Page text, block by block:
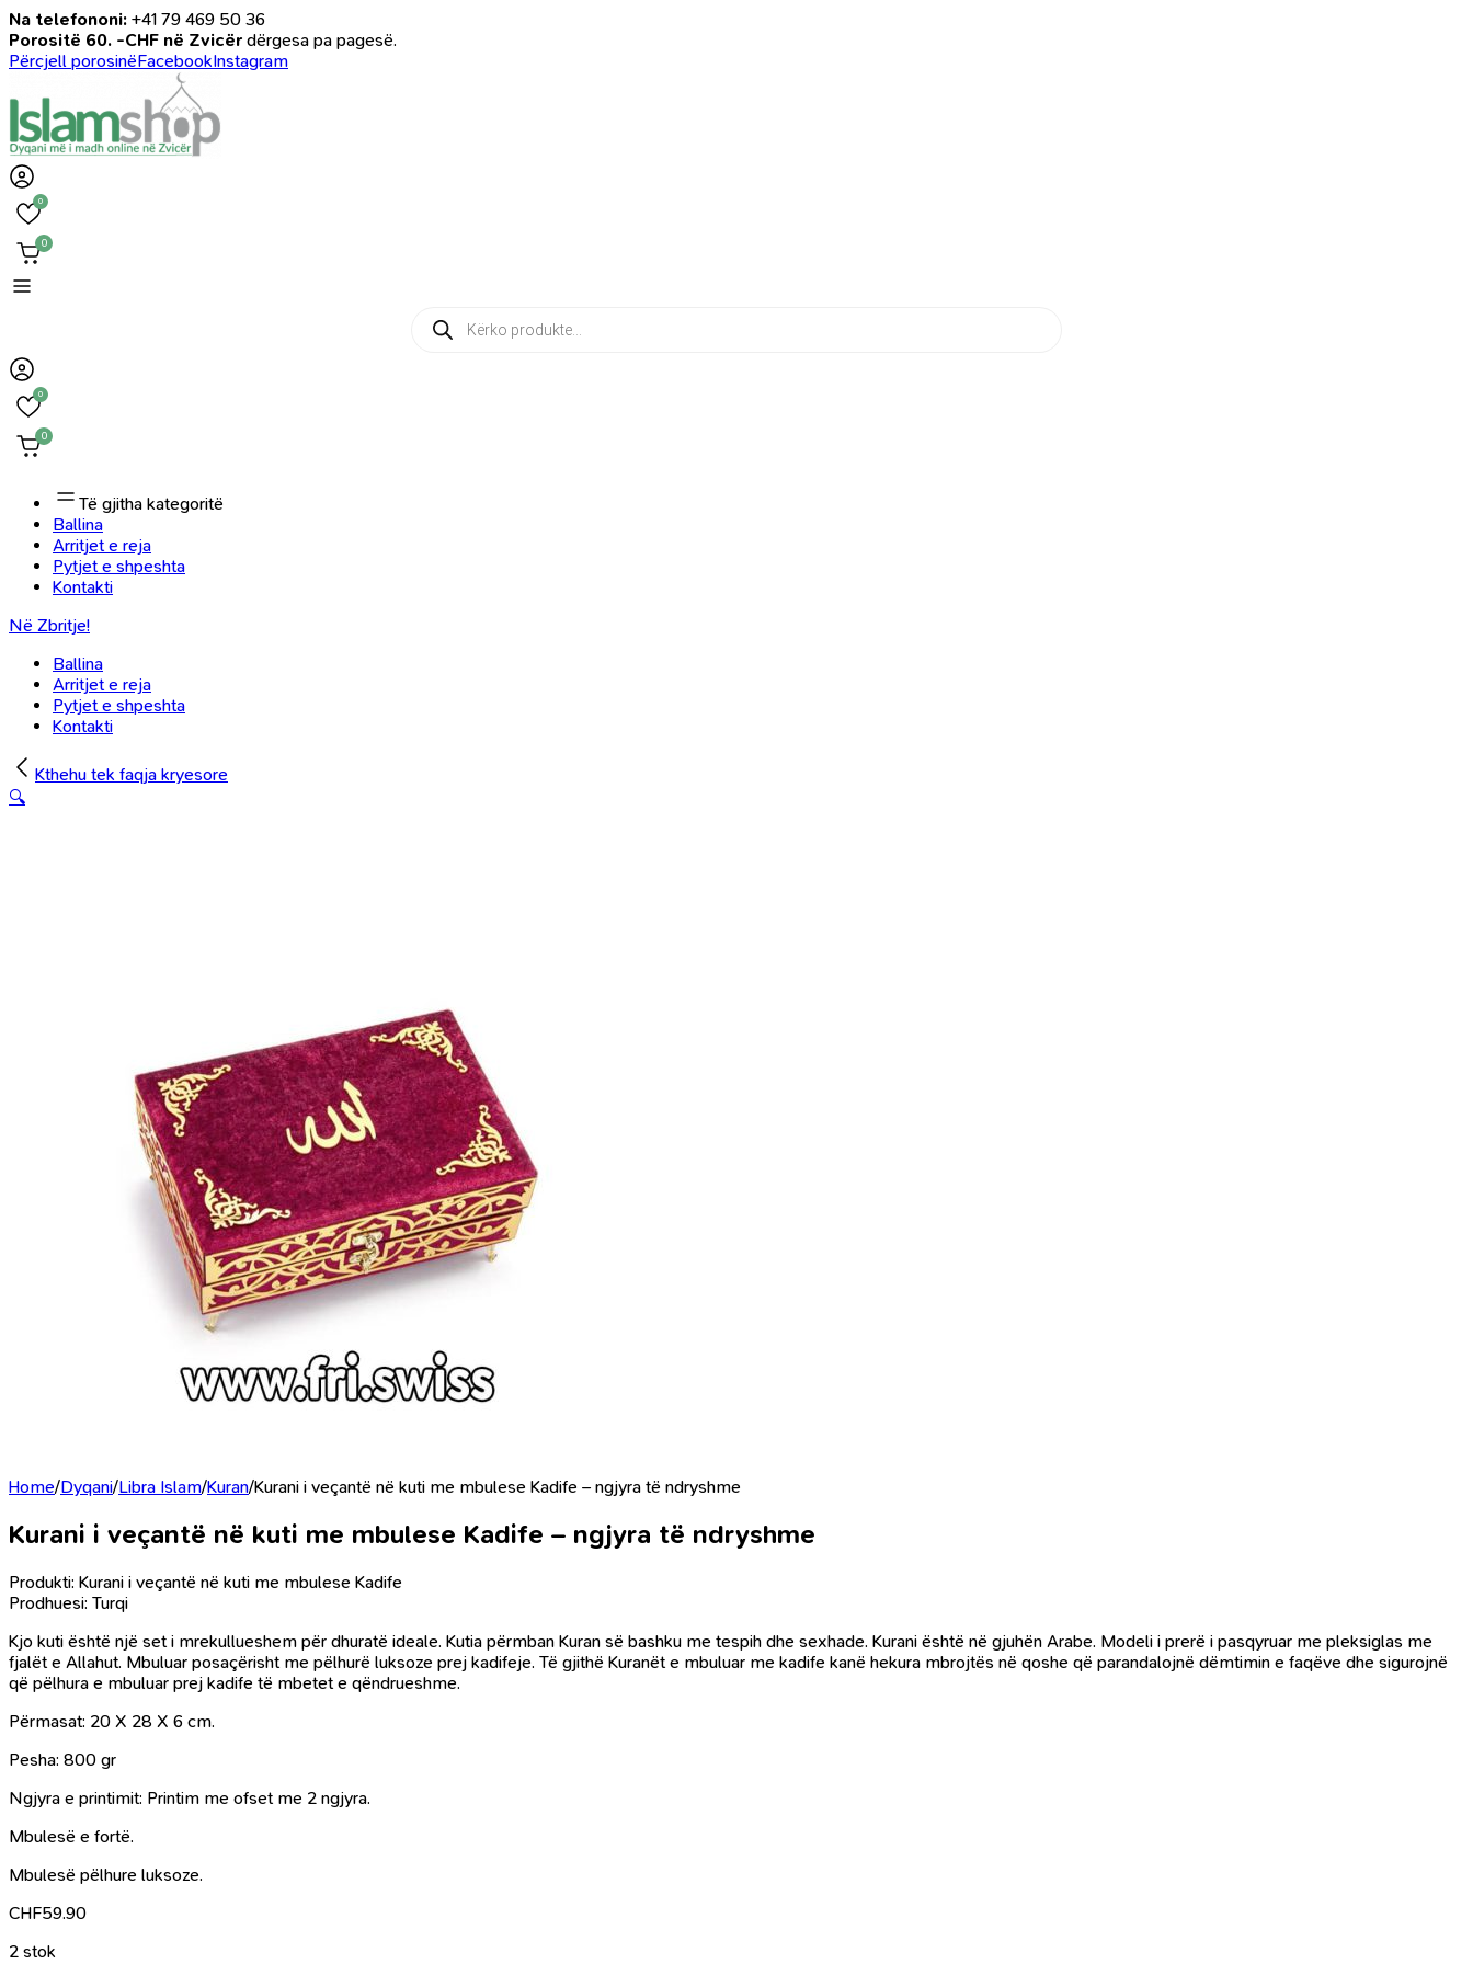
Na telefononi: +41 79 469 50 36
Porositë 60. -CHF në Zvicër dërgesa pa pagesë.
Përcjell porosinëFacebookInstagram
0
0
Products
search
0
0
Të gjitha kategoritë
Ballina
Arritjet e reja
Pytjet e shpeshta
Kontakti
Në Zbritje!
Ballina
Arritjet e reja
Pytjet e shpeshta
Kontakti
Kthehu tek faqja kryesore
🔍
Home/Dyqani/Libra Islam/Kuran/Kurani i veçantë në kuti me mbulese Kadife – ngjyra të ndryshme
Kurani i veçantë në kuti me mbulese Kadife – ngjyra të ndryshme
Produkti: Kurani i veçantë në kuti me mbulese Kadife
Prodhuesi: Turqi
Kjo kuti është një set i mrekullueshem për dhuratë ideale. Kutia përmban Kuran së bashku me tespih dhe sexhade. Kurani është në gjuhën Arabe. Modeli i prerë i pasqyruar me pleksiglas me
fjalët e Allahut. Mbuluar posaçërisht me pëlhurë luksoze prej kadifeje. Të gjithë Kuranët e mbuluar me kadife kanë hekura mbrojtës në qoshe që parandalojnë dëmtimin e faqëve dhe sigurojnë
që pëlhura e mbuluar prej kadife të mbetet e qëndrueshme.
Përmasat: 20 X 28 X 6 cm.
Pesha: 800 gr
Ngjyra e printimit: Printim me ofset me 2 ngjyra.
Mbulesë e fortë.
Mbulesë pëlhure luksoze.
CHF59.90
2 stok